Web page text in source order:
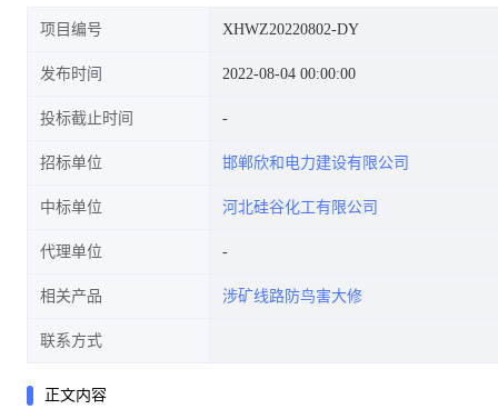
项目编号 XHWZ20220802-DY
发布时间 2022-08-04 00:00:00
投标截止时间
招标单位 邯郸欣和电力建设有限公司
中标单位 河北硅谷化工有限公司
代理单位
相关产品 涉矿线路防鸟害大修
联系方式
正文内容